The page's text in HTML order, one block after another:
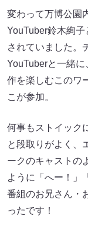
変わって万博公園
YouTuber鈴木絢
されていました。
YouTuberと一緒
作を楽しむこのワ
こが参加。
何事もストイック
と段取りがよく、
ークのキャストの
ように「へー！」
番組のお兄さん・
ったです！